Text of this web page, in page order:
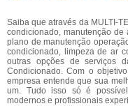
Saiba que através da MULTI-
condicionado, manutenção
plano de manutenção
condicionado, limpeza de ar
outras opções de serviços
Condicionado. Com o
empresa entende que sua
um. Tudo isso só é
modernos e profissionais